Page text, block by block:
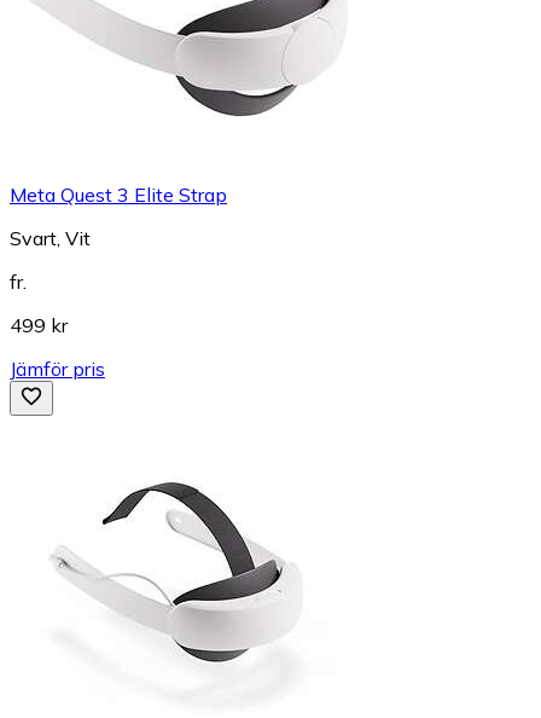
Meta Quest 3 Elite Strap
Svart, Vit
fr.
499 kr
Jämför pris